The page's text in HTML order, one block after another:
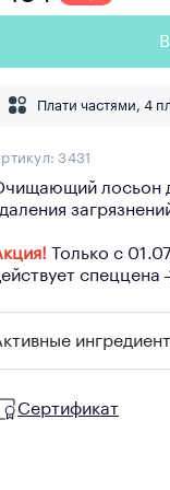
Плати частями, 4
3431
лосьон
Только с
спеццена
Сертификат